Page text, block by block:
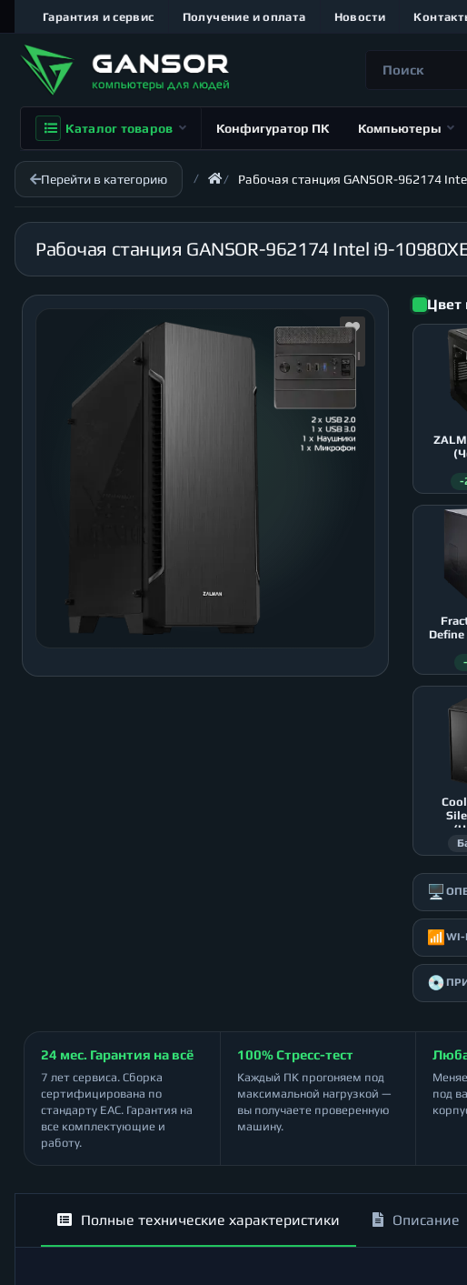
Гарантия и сервис Получение и оплата Новости
Каталог товаров Конфигуратор ПК Компьютеры
Перейти в категорию Рабочая станция GANSOR-962174
Цвет
-
🖥️
📶 WI-
💿
24 мес. Гарантия на всё
7 лет сервиса. Сборка
сертифицирована по
стандарту ЕАС. Гарантия на
все комплектующие и
работу.
100% Стресс-тест
Каждый ПК прогоняем под
максимальной нагрузкой —
вы получаете проверенную
машину.
под
Полные технические характеристики Описание